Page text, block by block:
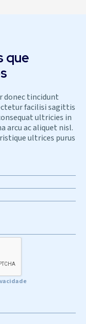
que
donec tincidunt
facilisi sagittis
ultricies in
arcu ac aliquet nisl.
ultrices purus